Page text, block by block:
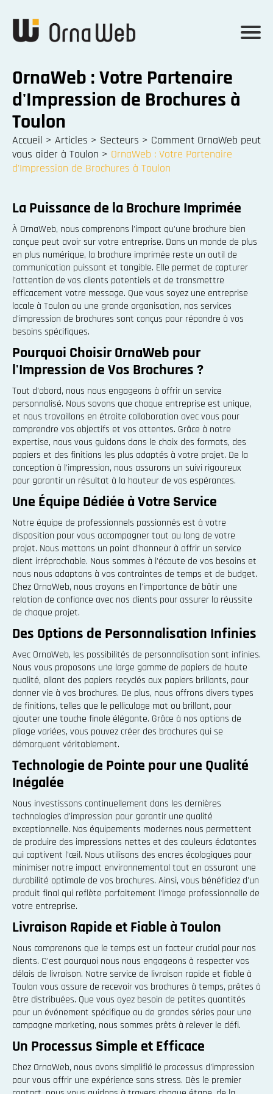
OrnaWeb : Votre Partenaire
d'Impression de Brochures à
Toulon
Accueil > Articles > Secteurs > Comment OrnaWeb peut
vous aider à Toulon > OrnaWeb : Votre Partenaire
d'Impression de Brochures à Toulon
La Puissance de la Brochure Imprimée
À OrnaWeb, nous comprenons l'impact qu'une brochure bien
conçue peut avoir sur votre entreprise. Dans un monde de plus
en plus numérique, la brochure imprimée reste un outil de
communication puissant et tangible. Elle permet de capturer
l'attention de vos clients potentiels et de transmettre
efficacement votre message. Que vous soyez une entreprise
locale à Toulon ou une grande organisation, nos services
d'impression de brochures sont conçus pour répondre à vos
besoins spécifiques.
Pourquoi Choisir OrnaWeb pour
l'Impression de Vos Brochures ?
Tout d'abord, nous nous engageons à offrir un service
personnalisé. Nous savons que chaque entreprise est unique,
et nous travaillons en étroite collaboration avec vous pour
comprendre vos objectifs et vos attentes. Grâce à notre
expertise, nous vous guidons dans le choix des formats, des
papiers et des finitions les plus adaptés à votre projet. De la
conception à l'impression, nous assurons un suivi rigoureux
pour garantir un résultat à la hauteur de vos espérances.
Une Équipe Dédiée à Votre Service
Notre équipe de professionnels passionnés est à votre
disposition pour vous accompagner tout au long de votre
projet. Nous mettons un point d'honneur à offrir un service
client irréprochable. Nous sommes à l'écoute de vos besoins et
nous nous adaptons à vos contraintes de temps et de budget.
Chez OrnaWeb, nous croyons en l'importance de bâtir une
relation de confiance avec nos clients pour assurer la réussite
de chaque projet.
Des Options de Personnalisation Infinies
Avec OrnaWeb, les possibilités de personnalisation sont infinies.
Nous vous proposons une large gamme de papiers de haute
qualité, allant des papiers recyclés aux papiers brillants, pour
donner vie à vos brochures. De plus, nous offrons divers types
de finitions, telles que le pelliculage mat ou brillant, pour
ajouter une touche finale élégante. Grâce à nos options de
pliage variées, vous pouvez créer des brochures qui se
démarquent véritablement.
Technologie de Pointe pour une Qualité
Inégalée
Nous investissons continuellement dans les dernières
technologies d'impression pour garantir une qualité
exceptionnelle. Nos équipements modernes nous permettent
de produire des impressions nettes et des couleurs éclatantes
qui captivent l'œil. Nous utilisons des encres écologiques pour
minimiser notre impact environnemental tout en assurant une
durabilité optimale de vos brochures. Ainsi, vous bénéficiez d'un
produit final qui reflète parfaitement l'image professionnelle de
votre entreprise.
Livraison Rapide et Fiable à Toulon
Nous comprenons que le temps est un facteur crucial pour nos
clients. C'est pourquoi nous nous engageons à respecter vos
délais de livraison. Notre service de livraison rapide et fiable à
Toulon vous assure de recevoir vos brochures à temps, prêtes à
être distribuées. Que vous ayez besoin de petites quantités
pour un événement spécifique ou de grandes séries pour une
campagne marketing, nous sommes prêts à relever le défi.
Un Processus Simple et Efficace
Chez OrnaWeb, nous avons simplifié le processus d'impression
pour vous offrir une expérience sans stress. Dès le premier